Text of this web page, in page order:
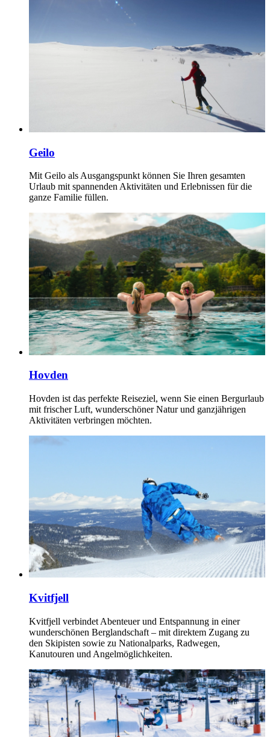
Geilo
Mit Geilo als Ausgangspunkt können Sie Ihren gesamten
Urlaub mit spannenden Aktivitäten und Erlebnissen für die
ganze Familie füllen.
Hovden
Hovden ist das perfekte Reiseziel, wenn Sie einen Bergurlaub
mit frischer Luft, wunderschöner Natur und ganzjährigen
Aktivitäten verbringen möchten.
Kvitfjell
Kvitfjell verbindet Abenteuer und Entspannung in einer
wunderschönen Berglandschaft – mit direktem Zugang zu
den Skipisten sowie zu Nationalparks, Radwegen,
Kanutouren und Angelmöglichkeiten.